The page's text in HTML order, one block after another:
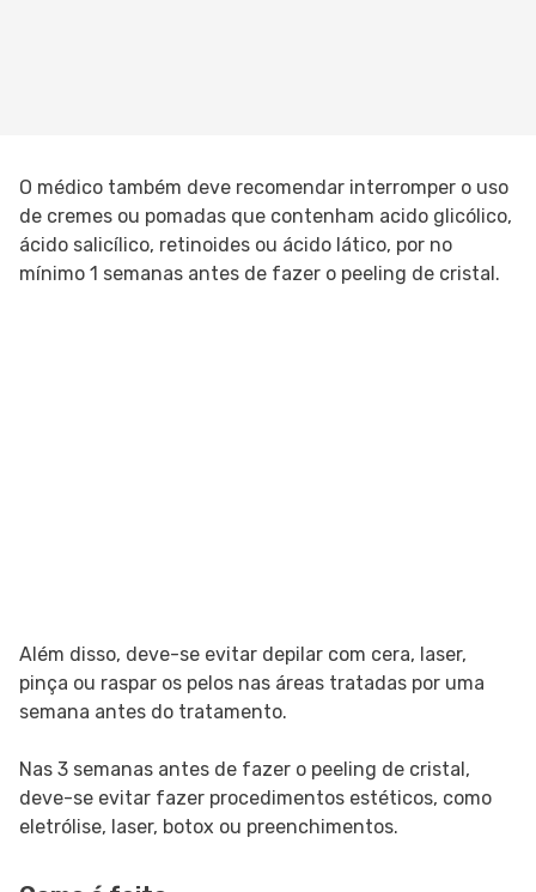
O médico também deve recomendar interromper o uso
de cremes ou pomadas que contenham acido glicólico,
ácido salicílico, retinoides ou ácido lático, por no
mínimo 1 semanas antes de fazer o peeling de cristal.
Além disso, deve-se evitar depilar com cera, laser,
pinça ou raspar os pelos nas áreas tratadas por uma
semana antes do tratamento.
Nas 3 semanas antes de fazer o peeling de cristal,
deve-se evitar fazer procedimentos estéticos, como
eletrólise, laser, botox ou preenchimentos.